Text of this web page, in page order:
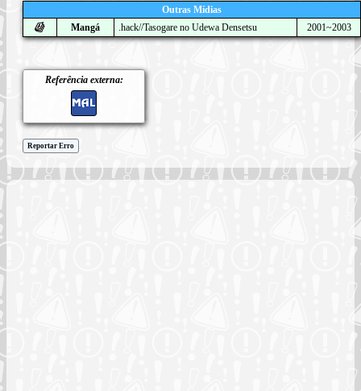
Outras Mídias
Mangá
.hack//Tasogare no Udewa Densetsu 2001~2003
Referência externa:
Reportar Erro